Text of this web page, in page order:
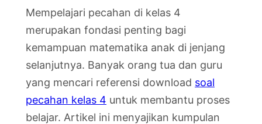
Mempelajari pecahan di kelas 4
merupakan fondasi penting bagi
kemampuan matematika anak di jenjang
selanjutnya. Banyak orang tua dan guru
yang mencari referensi download soal
pecahan kelas 4 untuk membantu proses
belajar. Artikel ini menyajikan kumpulan